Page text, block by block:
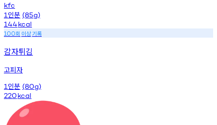
kfc
1 인분 (85g)
144kcal
100회 이상기록
감자튀김
고피자
1 인분 (80g)
220kcal